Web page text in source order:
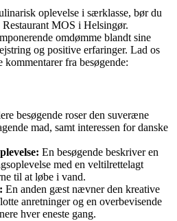
oplevelse i særklasse, bør du
MOS i Helsingør.
omdømme blandt sine
og positive erfaringer. Lad os
fra besøgende:
besøgende roser den suveræne
mad, samt interessen for danske
En besøgende beskriver en
med en veltilrettelagt
til at løbe i vand.
En anden gæst nævner den kreative
anretninger og en overbevisende
hver eneste gang.